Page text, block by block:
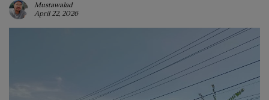
Mustawalad
April 22, 2026